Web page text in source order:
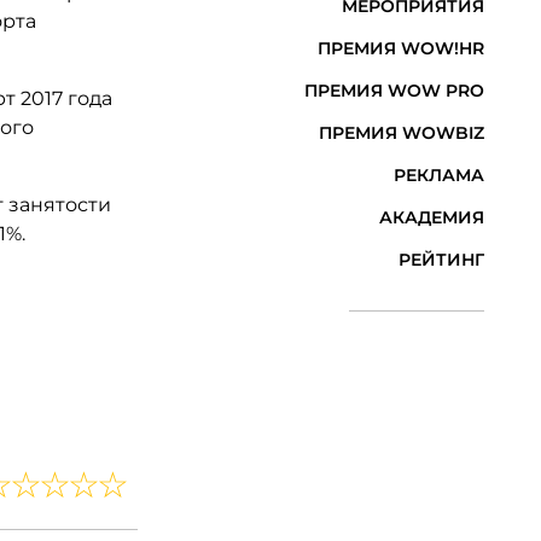
2017 года
МЕРОПРИЯТИЯ
ПРЕМИЯ WOW!HR
ПРЕМИЯ WOW PRO
ПРЕМИЯ WOWBIZ
РЕКЛАМА
АКАДЕМИЯ
РЕЙТИНГ